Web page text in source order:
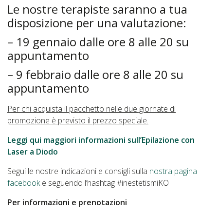
Le nostre terapiste saranno a tua
disposizione per una valutazione:
– 19 gennaio dalle ore 8 alle 20 su
appuntamento
– 9 febbraio dalle ore 8 alle 20 su
appuntamento
Per chi acquista il pacchetto nelle due giornate di
promozione è previsto il prezzo speciale.
Leggi qui maggiori informazioni sull’Epilazione con
Laser a Diodo
Segui le nostre indicazioni e consigli sulla nostra pagina
facebooke seguendo l’hashtag #inestetismiKO
Per informazioni e prenotazioni